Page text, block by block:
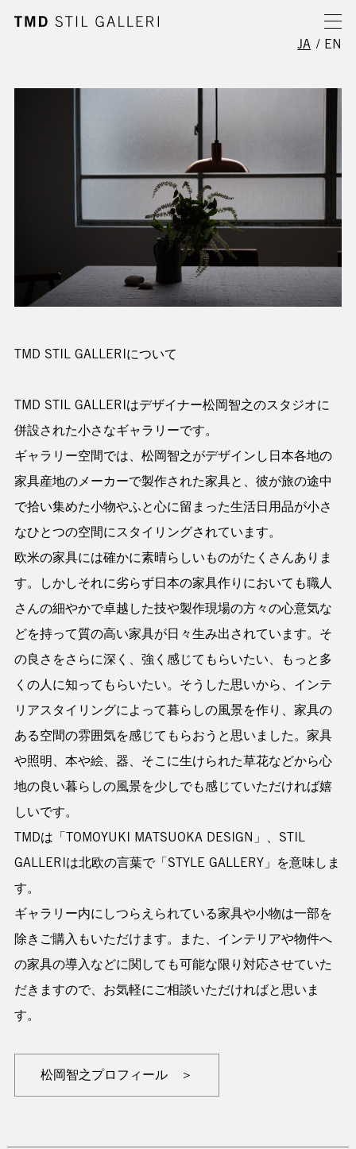
JA / EN
TMD STIL GALLERIについて
TMD STIL GALLERIはデザイナー松岡智之のスタジオに
併設された小さなギャラリーです。
ギャラリー空間では、松岡智之がデザインし日本各地の
家具産地のメーカーで製作された家具と、彼が旅の途中
で拾い集めた小物やふと心に留まった生活日用品が小さ
なひとつの空間にスタイリングされています。
欧米の家具には確かに素晴らしいものがたくさんありま
す。しかしそれに劣らず日本の家具作りにおいても職人
さんの細やかで卓越した技や製作現場の方々の心意気な
どを持って質の高い家具が日々生み出されています。そ
の良さをさらに深く、強く感じてもらいたい、もっと多
くの人に知ってもらいたい。そうした思いから、インテ
リアスタイリングによって暮らしの風景を作り、家具の
ある空間の雰囲気を感じてもらおうと思いました。家具
や照明、本や絵、器、そこに生けられた草花などから心
地の良い暮らしの風景を少しでも感じていただければ嬉
しいです。
TMDは「TOMOYUKI MATSUOKA DESIGN」、STIL
GALLERIは北欧の言葉で「STYLE GALLERY」を意味しま
す。
ギャラリー内にしつらえられている家具や小物は一部を
除きご購入もいただけます。また、インテリアや物件へ
の家具の導入などに関しても可能な限り対応させていた
だきますので、お気軽にご相談いただければと思いま
す。
松岡智之プロフィール ＞